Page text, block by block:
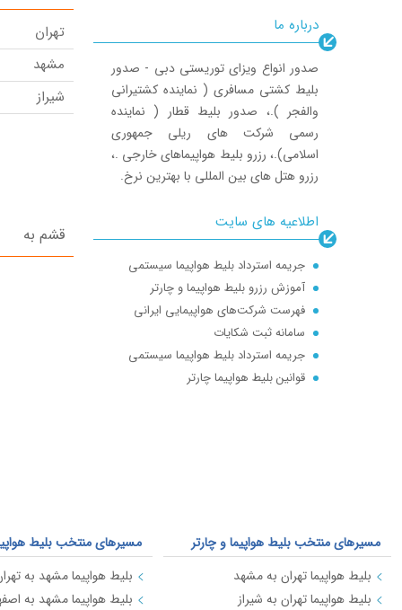
درباره ما
صدور انواع ویزای توریستی دبی - صدور
بلیط کشتی مسافری ( نماینده کشتیرانی
والفجر ).، صدور بلیط قطار ( نماینده
رسمی شرکت های ریلی جمهوری
اسلامی).، رزرو بلیط هواپیماهای خارجی .،
رزرو هتل های بین المللی با بهترین نرخ.
اطلاعیه های سایت
جریمه استرداد بلیط هواپیما سیستمی
آموزش رزرو بلیط هواپیما و چارتر
فهرست شرکت‌های هواپیمایی ایرانی
سامانه ثبت شکایات
جریمه استرداد بلیط هواپیما سیستمی
قوانین بلیط هواپیما چارتر
کرمان
دبی
تفلیس
اهواز
ازمیر
کیش
آنکارا
تهران
مشهد
شیراز
قشم به
مسیرهای منتخب بلیط هواپیما و چارتر
بلیط هواپیما تهران به مشهد
بلیط هواپیما تهران به شیراز
مسیرهای منتخب بلیط
بلیط هواپیما مشهد به
بلیط هواپیما مشهد به